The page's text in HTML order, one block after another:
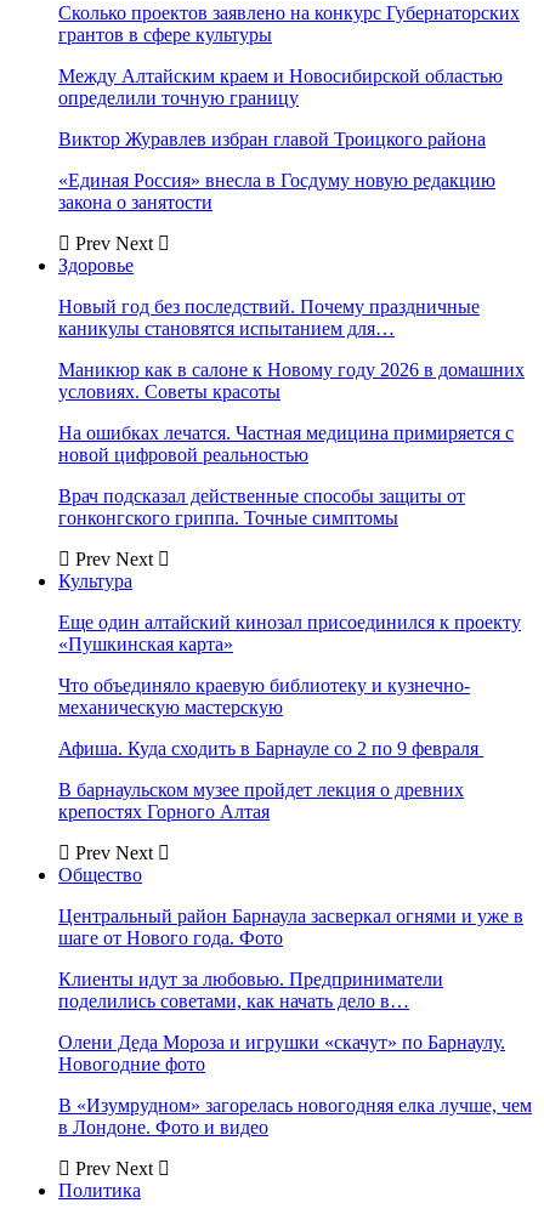
Сколько проектов заявлено на конкурс Губернаторских
грантов в сфере культуры
Между Алтайским краем и Новосибирской областью
определили точную границу
Виктор Журавлев избран главой Троицкого района
«Единая Россия» внесла в Госдуму новую редакцию
закона о занятости
Prev Next
Здоровье
Новый год без последствий. Почему праздничные
каникулы становятся испытанием для…
Маникюр как в салоне к Новому году 2026 в домашних
условиях. Советы красоты
На ошибках лечатся. Частная медицина примиряется с
новой цифровой реальностью
Врач подсказал действенные способы защиты от
гонконгского гриппа. Точные симптомы
Prev Next
Культура
Еще один алтайский кинозал присоединился к проекту
«Пушкинская карта»
Что объединяло краевую библиотеку и кузнечно-
механическую мастерскую
Афиша. Куда сходить в Барнауле со 2 по 9 февраля
В барнаульском музее пройдет лекция о древних
крепостях Горного Алтая
Prev Next
Общество
Центральный район Барнаула засверкал огнями и уже в
шаге от Нового года. Фото
Клиенты идут за любовью. Предприниматели
поделились советами, как начать дело в…
Олени Деда Мороза и игрушки «скачут» по Барнаулу.
Новогодние фото
В «Изумрудном» загорелась новогодняя елка лучше, чем
в Лондоне. Фото и видео
Prev Next
Политика